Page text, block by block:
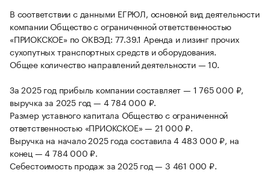
В соответствии с данными ЕГРЮЛ, основной вид деятельности
компании Общество с ограниченной ответственностью
«ПРИОКСКОЕ» по ОКВЭД: 77.39.1 Аренда и лизинг прочих
сухопутных транспортных средств и оборудования.
Общее количество направлений деятельности — 10.
За 2025 год прибыль компании составляет — 1 765 000 ₽,
выручка за 2025 год — 4 784 000 ₽.
Размер уставного капитала Общество с ограниченной
ответственностью «ПРИОКСКОЕ» — 21 000 ₽.
Выручка на начало 2025 года составила 4 483 000 ₽, на
конец — 4 784 000 ₽.
Себестоимость продаж за 2025 год — 3 461 000 ₽.